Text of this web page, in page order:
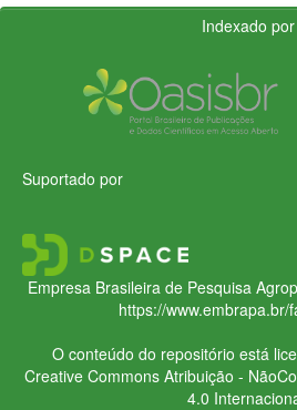
Indexado por
Suportado por
Empresa Brasileira de Pesquisa
https://www.embrapa.br/
O conteúdo do repositório está
Creative CommonsAtribuição -
4.0